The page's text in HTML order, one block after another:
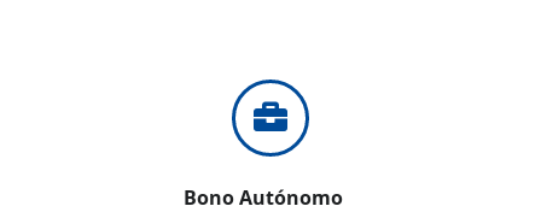
Bono Autónomo